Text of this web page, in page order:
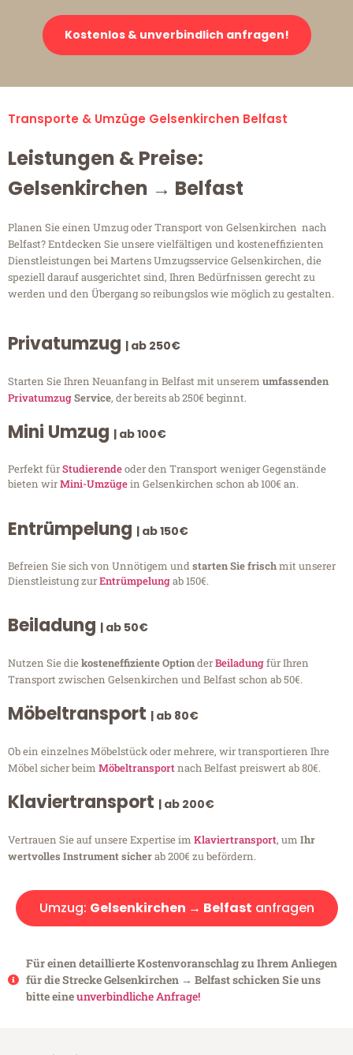
Kostenlos & unverbindlich anfragen!
Transporte & Umzüge Gelsenkirchen Belfast
Leistungen & Preise:
Gelsenkirchen → Belfast
Planen Sie einen Umzug oder Transport von Gelsenkirchen nach
Belfast? Entdecken Sie unsere vielfältigen und kosteneffizienten
Dienstleistungen bei Martens Umzugsservice Gelsenkirchen, die
speziell darauf ausgerichtet sind, Ihren Bedürfnissen gerecht zu
werden und den Übergang so reibungslos wie möglich zu gestalten.
Privatumzug | ab 250€
Starten Sie Ihren Neuanfang in Belfast mit unserem umfassenden
PrivatumzugService, der bereits ab 250€ beginnt.
Mini Umzug | ab 100€
Perfekt fürStudierendeoder den Transport weniger Gegenstände
bieten wirMini-Umzügein Gelsenkirchen schon ab 100€ an.
Entrümpelung | ab 150€
Befreien Sie sich von Unnötigem undstarten Sie frischmit unserer
Dienstleistung zurEntrümpelungab 150€.
Beiladung | ab 50€
Nutzen Sie diekosteneffiziente OptionderBeiladungfür Ihren
Transport zwischen Gelsenkirchen und Belfast schon ab 50€.
Möbeltransport | ab 80€
Ob ein einzelnes Möbelstück oder mehrere, wir transportieren Ihre
Möbel sicher beim Möbeltransportnach Belfast preiswert ab 80€.
Klaviertransport | ab 200€
Vertrauen Sie auf unsere Expertise im Klaviertransport, um Ihr
wertvolles Instrument sicherab 200€ zu befördern.
Umzug: Gelsenkirchen → Belfast anfragen
Für einen detaillierte Kostenvoranschlag zu Ihrem Anliegen
für die Strecke Gelsenkirchen → Belfast schicken Sie uns
bitte eineunverbindliche Anfrage!